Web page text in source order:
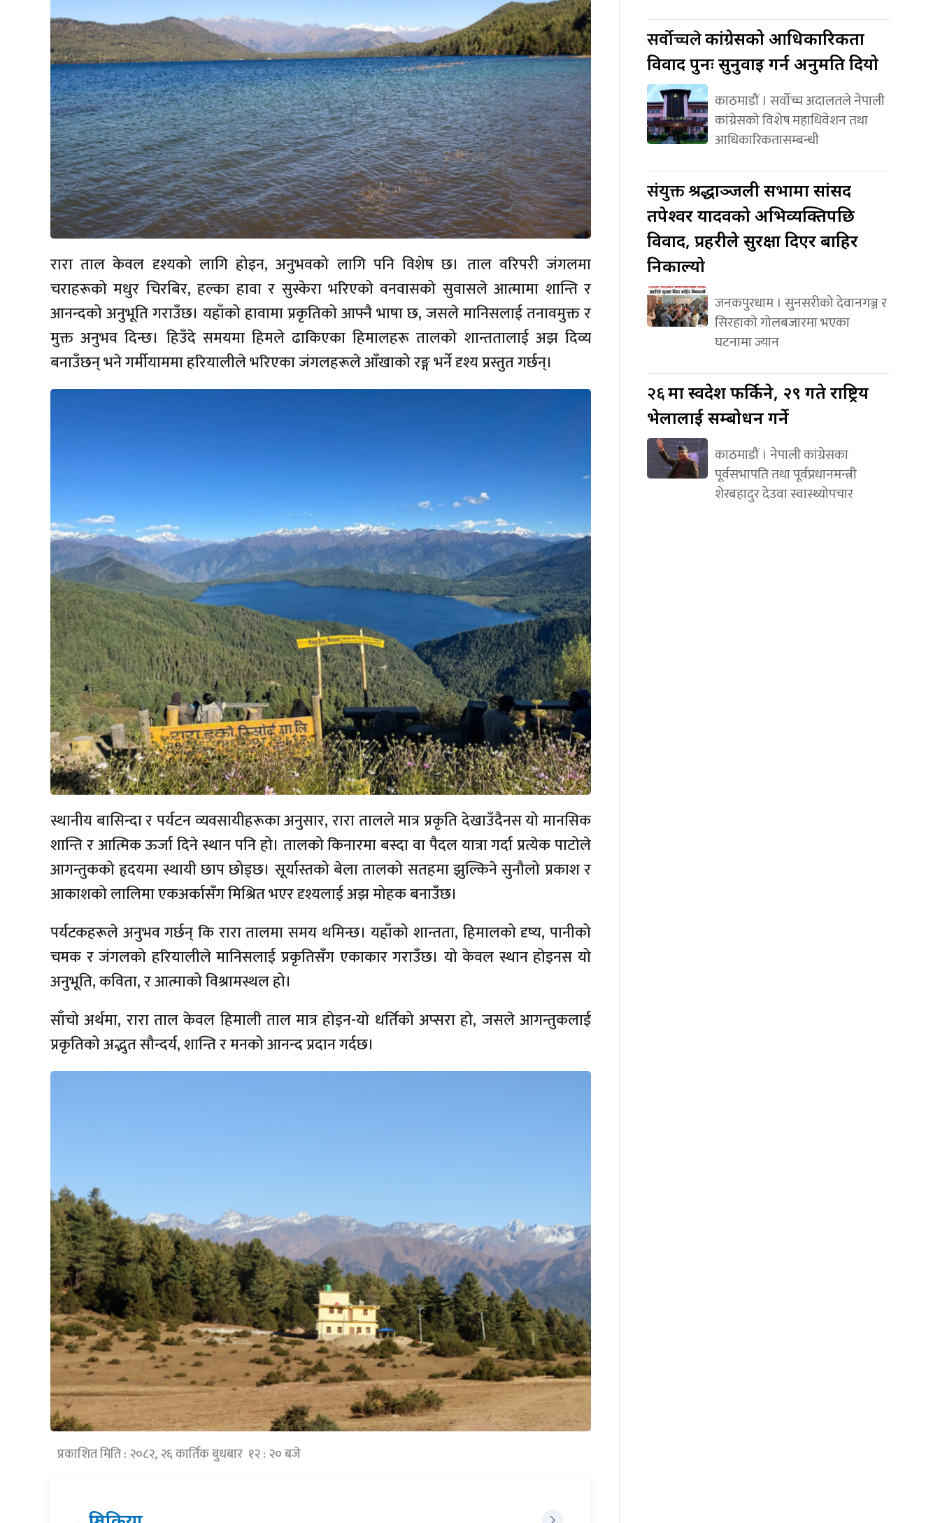
रारा ताल केवल दृश्यको लागि होइन, अनुभवको लागि पनि विशेष छ। ताल वरिपरी जंगलमा
चराहरूको मधुर चिरबिर, हल्का हावा र सुस्केरा भरिएको वनवासको सुवासले आत्मामा शान्ति र
आनन्दको अनुभूति गराउँछ। यहाँको हावामा प्रकृतिको आफ्नै भाषा छ, जसले मानिसलाई तनावमुक्त र
मुक्त अनुभव दिन्छ। हिउँदे समयमा हिमले ढाकिएका हिमालहरू तालको शान्ततालाई अझ दिव्य
बनाउँछन् भने गर्मीयाममा हरियालीले भरिएका जंगलहरूले आँखाको रङ्ग भर्ने दृश्य प्रस्तुत गर्छन्।
स्थानीय बासिन्दा र पर्यटन व्यवसायीहरूका अनुसार, रारा तालले मात्र प्रकृति देखाउँदैनस यो मानसिक
शान्ति र आत्मिक ऊर्जा दिने स्थान पनि हो। तालको किनारमा बस्दा वा पैदल यात्रा गर्दा प्रत्येक पाटोले
आगन्तुकको हृदयमा स्थायी छाप छोड्छ। सूर्यास्तको बेला तालको सतहमा झुल्किने सुनौलो प्रकाश र
आकाशको लालिमा एकअर्कासँग मिश्रित भएर दृश्यलाई अझ मोहक बनाउँछ।
पर्यटकहरूले अनुभव गर्छन् कि रारा तालमा समय थमिन्छ। यहाँको शान्तता, हिमालको दृष्य, पानीको
चमक र जंगलको हरियालीले मानिसलाई प्रकृतिसँग एकाकार गराउँछ। यो केवल स्थान होइनस यो
अनुभूति, कविता, र आत्माको विश्रामस्थल हो।
साँचो अर्थमा, रारा ताल केवल हिमाली ताल मात्र होइन-यो धर्तिको अप्सरा हो, जसले आगन्तुकलाई
प्रकृतिको अद्भुत सौन्दर्य, शान्ति र मनको आनन्द प्रदान गर्दछ।
प्रकाशित मिति : २०८२, २६ कार्तिक बुधबार १२ : २० बजे
सर्वोच्चलेकांग्रेसको आधिकारिकता
विवाद पुनः सुनुवाइ गर्न अनुमति दियो
काठमाडौं । सर्वोच्च अदालतले नेपाली
कांग्रेसको विशेष महाधिवेशन तथा
आधिकारिकतासम्बन्धी
संयुक्तश्रद्धाञ्जली सभामा सांसद
तपेश्वर यादवको अभिव्यक्तिपछि
विवाद, प्रहरीले सुरक्षा दिएर बाहिर
निकाल्यो
जनकपुरधाम । सुनसरीको देवानगञ्ज र
सिरहाको गोलबजारमा भएका
घटनामा ज्यान
२६मा स्वदेश फर्किने, २९ गते राष्ट्रिय
भेलालाई सम्बोधन गर्ने
काठमाडौं । नेपाली कांग्रेसका
पूर्वसभापति तथा पूर्वप्रधानमन्त्री
शेरबहादुर देउवा स्वास्थ्योपचार